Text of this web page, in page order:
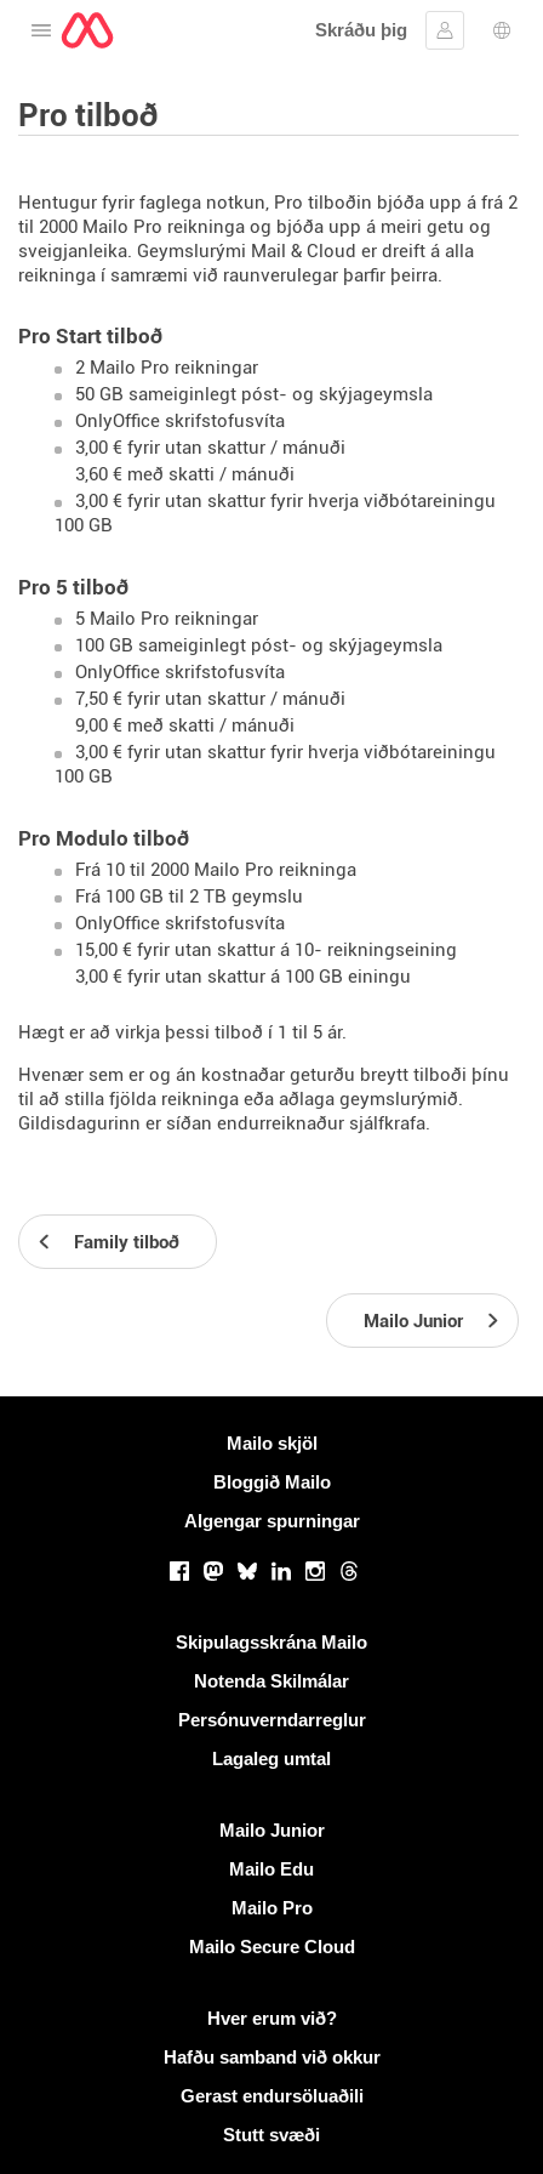
Opna valmyndina
Skráðu þig
Skráðu þig
Pro tilboð
Hentugur fyrir faglega notkun, Pro tilboðin bjóða upp á frá 2
til 2000 Mailo Pro reikninga og bjóða upp á meiri getu og
sveigjanleika. Geymslurými Mail & Cloud er dreift á alla
reikninga í samræmi við raunverulegar þarfir þeirra.
Pro Start tilboð
2 Mailo Pro reikningar
50 GB sameiginlegt póst- og skýjageymsla
OnlyOffice skrifstofusvíta
3,00 € fyrir utan skattur / mánuði
3,60 € með skatti / mánuði
3,00 € fyrir utan skattur fyrir hverja viðbótareiningu
100 GB
Pro 5 tilboð
5 Mailo Pro reikningar
100 GB sameiginlegt póst- og skýjageymsla
OnlyOffice skrifstofusvíta
7,50 € fyrir utan skattur / mánuði
9,00 € með skatti / mánuði
3,00 € fyrir utan skattur fyrir hverja viðbótareiningu
100 GB
Pro Modulo tilboð
Frá 10 til 2000 Mailo Pro reikninga
Frá 100 GB til 2 TB geymslu
OnlyOffice skrifstofusvíta
15,00 € fyrir utan skattur á 10- reikningseining
3,00 € fyrir utan skattur á 100 GB einingu
Hægt er að virkja þessi tilboð í 1 til 5 ár.
Hvenær sem er og án kostnaðar geturðu breytt tilboði þínu
til að stilla fjölda reikninga eða aðlaga geymslurýmið.
Gildisdagurinn er síðan endurreiknaður sjálfkrafa.
Family tilboð
Mailo Junior
Mailo skjöl
Bloggið Mailo
Algengar spurningar
Facebook
Mastodon
BlueskyLinkedInInstagram
Threads
Skipulagsskrána Mailo
Notenda Skilmálar
Persónuverndarreglur
Lagaleg umtal
Mailo Junior
Mailo Edu
Mailo Pro
Mailo Secure Cloud
Frekari upplýsingar á MailoHver erum við?
Hafðu samband við okkur
Gerast endursöluaðili
Stutt svæði